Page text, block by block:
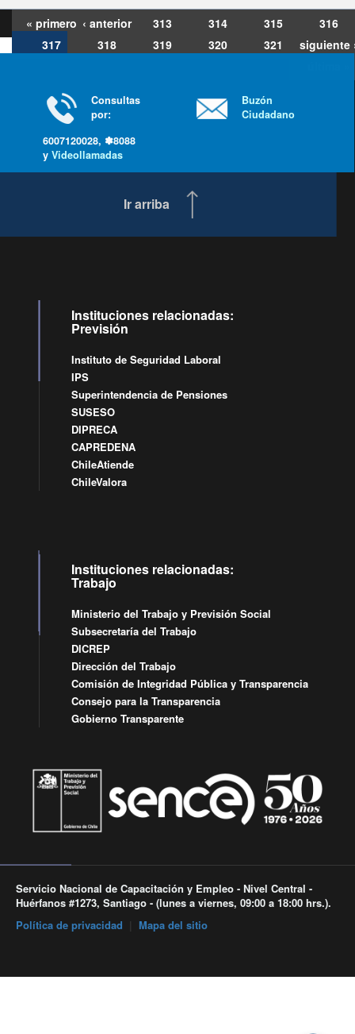
« primero ‹ anterior 313 314 315
316
317
318 319 320 321
siguiente
Consultas
por:
6007120028, ✽8088
yVideollamadas
Buzón
Ciudadano
Ir arriba
Instituciones relacionadas:
Previsión
Instituto de Seguridad Laboral
IPS
Superintendencia de Pensiones
SUSESO
DIPRECA
CAPREDENA
ChileAtiende
ChileValora
Instituciones relacionadas:
Trabajo
Ministerio del Trabajo y Previsión Social
Subsecretaría del Trabajo
DICREP
Dirección del Trabajo
Comisión de Integridad Pública y Transparencia
Consejo para la Transparencia
Gobierno Transparente
Servicio Nacional de Capacitación y Empleo - Nivel Central -
Huérfanos #1273, Santiago - (lunes a viernes, 09:00 a 18:00 hrs.).
Política de privacidad
Mapa del sitio